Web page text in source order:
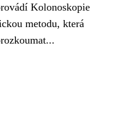
Kolonoskopie
metodu, která